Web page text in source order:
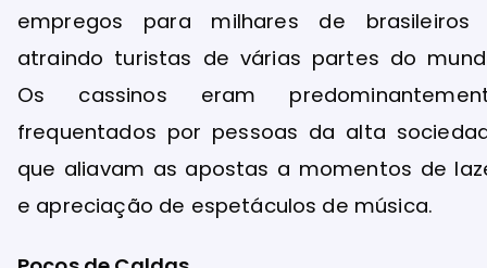
empregos para milhares de brasileiros
atraindo turistas de várias partes do
Os cassinos eram
frequentados por pessoas da alta
que aliavam as apostas a momentos de
e apreciação de espetáculos de música.